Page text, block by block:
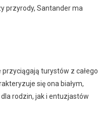
przyrody, Santander ma
turystów z całego
się ona białym,
rodzin, jak i entuzjastów